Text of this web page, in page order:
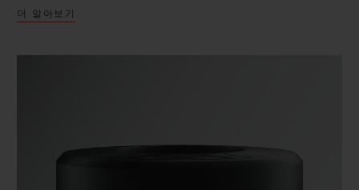
더 알아보기